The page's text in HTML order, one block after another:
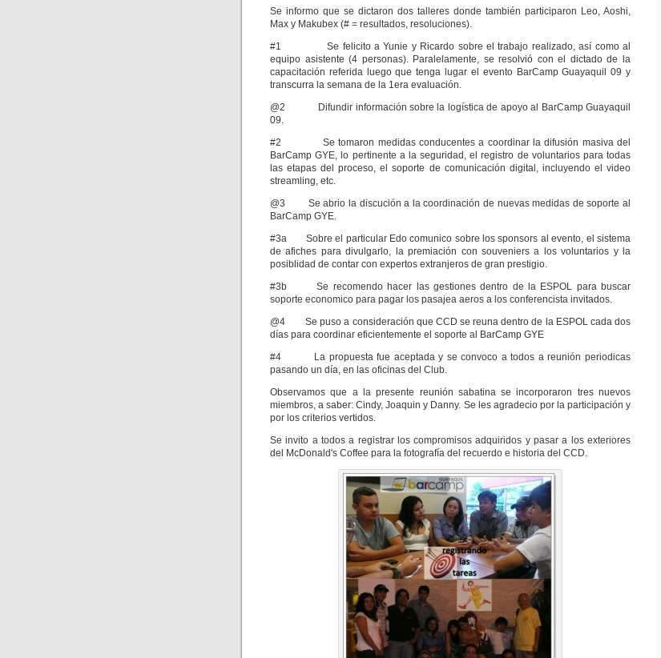
Se informo que se dictaron dos talleres donde también participaron Leo, Aoshi,
Max y Makubex (# = resultados, resoluciones).
#1 Se felicito a Yunie y Ricardo sobre el trabajo realizado, así como al
equipo asistente (4 personas). Paralelamente, se resolvió con el dictado de la
capacitación referida luego que tenga lugar el evento BarCamp Guayaquil 09 y
transcurra la semana de la 1era evaluación.
@2 Difundir información sobre la logística de apoyo al BarCamp Guayaquil
09.
#2 Se tomaron medidas conducentes a coordinar la difusión masiva del
BarCamp GYE, lo pertinente a la seguridad, el registro de voluntarios para todas
las etapas del proceso, el soporte de comunicación digital, incluyendo el video
streamling, etc.
@3 Se abrio la discución a la coordinación de nuevas medidas de soporte al
BarCamp GYE.
#3a Sobre el particular Edo comunico sobre los sponsors al evento, el sistema
de afiches para divulgarlo, la premiación con souveniers a los voluntarios y la
posiblidad de contar con expertos extranjeros de gran prestigio.
#3b Se recomendo hacer las gestiones dentro de la ESPOL para buscar
soporte economico para pagar los pasajea aeros a los conferencista invitados.
@4 Se puso a consideración que CCD se reuna dentro de la ESPOL cada dos
días para coordinar eficientemente el soporte al BarCamp GYE
#4 La propuesta fue aceptada y se convoco a todos a reunión periodicas
pasando un día, en las oficinas del Club.
Observamos que a la presente reunión sabatina se incorporaron tres nuevos
miembros, a saber: Cindy, Joaquin y Danny. Se les agradecio por la participación y
por los criterios vertidos.
Se invito a todos a registrar los compromisos adquiridos y pasar a los exteriores
del McDonald's Coffee para la fotografía del recuerdo e historia del CCD.